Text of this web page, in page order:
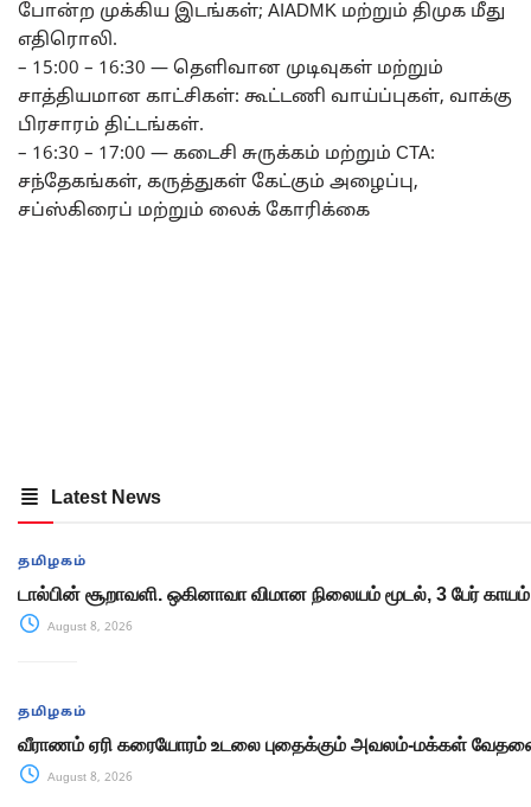
போன்ற முக்கிய இடங்கள்; AIADMK மற்றும் திமுக மீது
எதிரொலி.
– 15:00 – 16:30 — தெளிவான முடிவுகள் மற்றும்
சாத்தியமான காட்சிகள்: கூட்டணி வாய்ப்புகள், வாக்கு
பிரசாரம் திட்டங்கள்.
– 16:30 – 17:00 — கடைசி சுருக்கம் மற்றும் CTA:
சந்தேகங்கள், கருத்துகள் கேட்கும் அழைப்பு,
சப்ஸ்கிரைப் மற்றும் லைக் கோரிக்கை
Latest News
தமிழகம்
டால்பின் சூறாவளி. ஒகினாவா விமான நிலையம் மூடல், 3 பேர் காயம்
August 8, 2026
தமிழகம்
வீராணம் ஏரி கரையோரம் உடலை புதைக்கும் அவலம்-மக்கள்
August 8, 2026